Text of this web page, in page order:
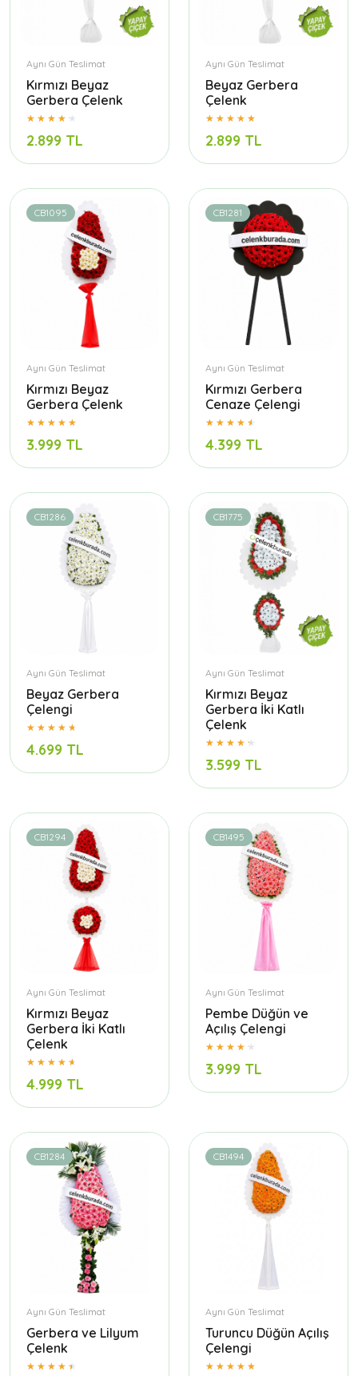
Aynı Gün Teslimat
Kırmızı Beyaz
Gerbera Çelenk
2.899 TL
Aynı Gün Teslimat
Beyaz Gerbera
Çelenk
2.899 TL
CB1095
Aynı Gün Teslimat
Kırmızı Beyaz
Gerbera Çelenk
3.999 TL
CB1281
Aynı Gün Teslimat
Kırmızı Gerbera
Cenaze Çelengi
4.399 TL
CB1286
Aynı Gün Teslimat
Beyaz Gerbera
Çelengi
4.699 TL
CB1775
Aynı Gün Teslimat
Kırmızı Beyaz
Gerbera İki Katlı
Çelenk
3.599 TL
CB1294
Aynı Gün Teslimat
Kırmızı Beyaz
Gerbera İki Katlı
Çelenk
4.999 TL
CB1495
Aynı Gün Teslimat
Pembe Düğün ve
Açılış Çelengi
3.999 TL
CB1284
Aynı Gün Teslimat
Gerbera ve Lilyum
Çelenk
CB1494
Aynı Gün Teslimat
Turuncu Düğün Açılış
Çelengi